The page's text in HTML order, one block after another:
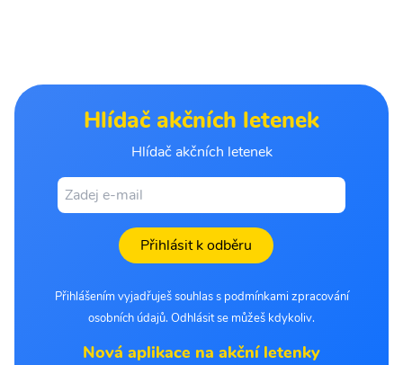
Hlídač akčních letenek
Hlídač akčních letenek
Přihlásit k odběru
Přihlášením vyjadřuješ souhlas s podmínkami zpracování
osobních údajů. Odhlásit se můžeš kdykoliv.
Nová aplikace na akční letenky